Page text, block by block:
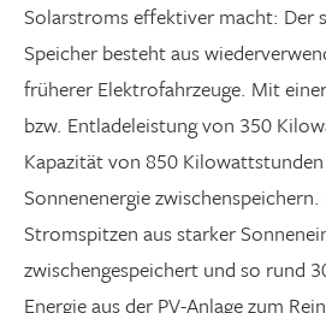
Solarstroms effektiver macht: Der
Speicher besteht aus
früherer Elektrofahrzeuge. Mit
bzw. Entladeleistung von 350
Kapazität von 850
Sonnenenergie
Stromspitzen aus starker
zwischengespeichert und so rund
Energie aus der PV-Anlage zum